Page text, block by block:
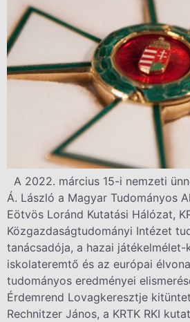
A 2022. március 15-i nemzeti
Á. László a Magyar Tudományos
Eötvös Loránd Kutatási Hálózat,
Közgazdaságtudományi Intézet
tanácsadója, a hazai
iskolateremtő és az európai
tudományos eredményei
Érdemrend Lovagkeresztje
Rechnitzer János, a KRTK RKI